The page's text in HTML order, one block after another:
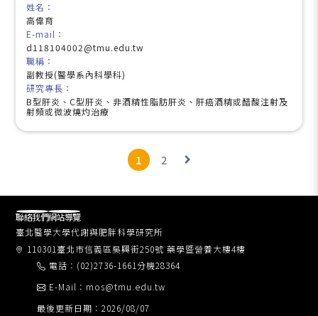
姓名：
高偉育
E-mail：
d118104002@tmu.edu.tw
職稱：
副教授(醫學系內科學科)
研究專長：
B型肝炎、C型肝炎、非酒精性脂肪肝炎、肝癌酒精或醋酸注射及
射頻或微波燒灼治療
1 2 keyboard_arrow_right
臺北醫學大學代謝與肥胖科學研究所
110301臺北市信義區吳興街250號 藥學暨營養大樓4樓
電話：(02)2736-1661分機28364
E-Mail：mos@tmu.edu.tw
最後更新日期：2026/08/07
聯絡我們網站導覽